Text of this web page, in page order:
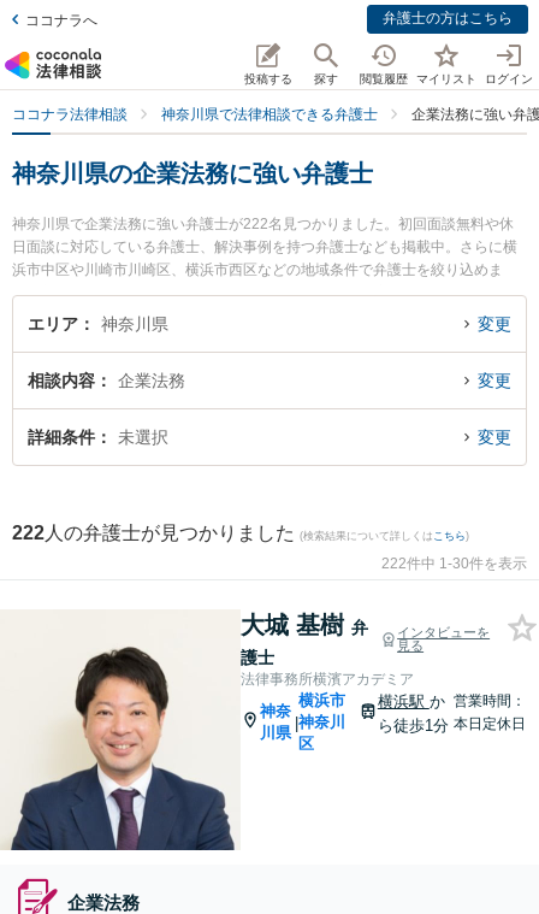
ココナラへ 弁護士の方はこちら
投稿する 探す 閲覧履歴 マイリスト ログイン
ココナラ法律相談 神奈川県で法律相談できる弁護士 企業法務に強い弁
神奈川県の企業法務に強い弁護士
神奈川県で企業法務に強い弁護士が222名見つかりました。初回面談無料や休
日面談に対応している弁護士、解決事例を持つ弁護士なども掲載中。さらに横
浜市中区や川崎市川崎区、横浜市西区などの地域条件で弁護士を絞り込めま
す。顧問弁護士契約や契約書作成・リーガルチェック、雇用契約書・就業規則
作成等の細かな分野での絞り込み検索もでき便利です。特に法律事務所横濱ア
弁護士費用、強みなどが注目されています。『神奈川県で土日や夜間に発生し
た企業法務のトラブルを今すぐに弁護士に相談したい』『企業法務のトラブル
解決の実績豊富な近くの弁護士を検索したい』『初回相談無料で企業法務を法
エリア 神奈川県 変更
相談内容 企業法務 変更
詳細条件 未選択 変更
222 人の弁護士が見つかりました (検索結果について詳しくは こちら)
222件中 1-30件を表示
大城 基樹 弁
護士
インタビューを
見る
法律事務所横濱アカデミア
神奈
川県
|
横浜市
神奈川
区
横浜駅 か
ら徒歩1分
営業時間：
本日定休日
企業法務